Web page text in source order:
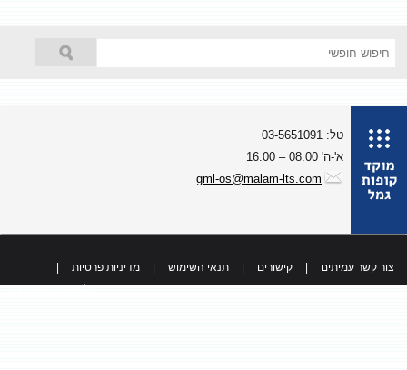
טל: 03-5651091
א'-ה' 08:00 – 16:00
gml-os@malam-lts.com
צור קשר עמיתים קישורים תנאי השימוש מדיניות פרטיות
כל הזכויות שמורות